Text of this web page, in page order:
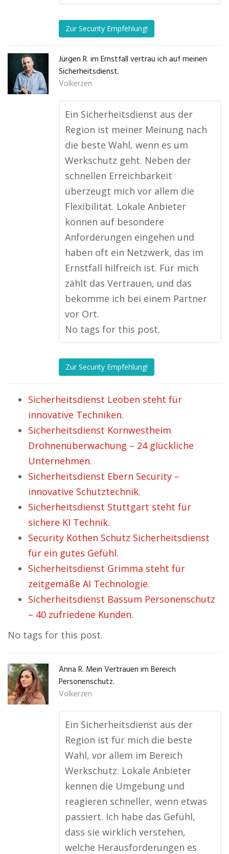
Zur Security Empfehlung!
Jürgen R. im Ernstfall vertrau ich auf meinen
Sicherheitsdienst.
Volkerzen
Ein Sicherheitsdienst aus der
Region ist meiner Meinung nach
die beste Wahl, wenn es um
Werkschutz geht. Neben der
schnellen Erreichbarkeit
überzeugt mich vor allem die
Flexibilität. Lokale Anbieter
können auf besondere
Anforderungen eingehen und
haben oft ein Netzwerk, das im
Ernstfall hilfreich ist. Für mich
zählt das Vertrauen, und das
bekomme ich bei einem Partner
vor Ort.
No tags for this post.
Zur Security Empfehlung!
Sicherheitsdienst Leoben steht für
innovative Techniken.
Sicherheitsdienst Kornwestheim
Drohnenüberwachung – 24 glückliche
Unternehmen.
Sicherheitsdienst Ebern Security –
innovative Schutztechnik.
Sicherheitsdienst Stuttgart steht für
sichere KI Technik.
Security Köthen Schutz Sicherheitsdienst
für ein gutes Gefühl.
Sicherheitsdienst Grimma steht für
zeitgemäße AI Technologie.
Sicherheitsdienst Bassum Personenschutz
– 40 zufriedene Kunden.
No tags for this post.
Anna R. Mein Vertrauen im Bereich
Personenschutz.
Volkerzen
Ein Sicherheitsdienst aus der
Region ist für mich die beste
Wahl, vor allem im Bereich
Werkschutz. Lokale Anbieter
kennen die Umgebung und
reagieren schneller, wenn etwas
passiert. Ich habe das Gefühl,
dass sie wirklich verstehen,
welche Herausforderungen es